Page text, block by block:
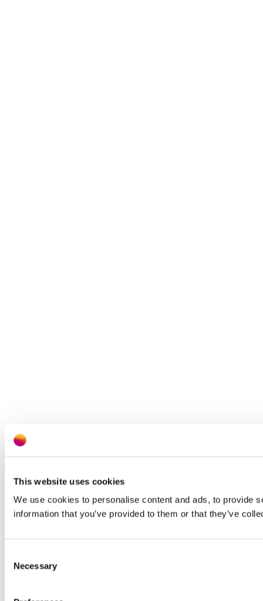
This website uses cookies
We use cookies to personalise content and ads, to provide
information that you’ve provided to them or that they’ve
Selection
Necessary